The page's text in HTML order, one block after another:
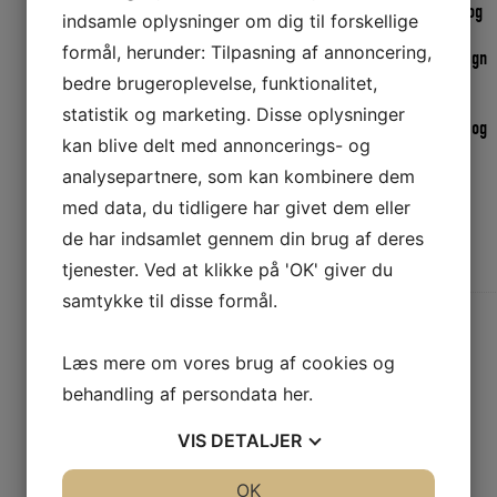
BALTIC Pro Sailor er udviklet med fokus på højest mulig sikkerhed og
bedste pasform.
Takket være velgennemtænkt størrelses intervaller og helt nyt design
sidder Pro Sailor bedre på kroppen, hvilket resulterer i hurtigere
ekspeditionstid og uovertruffen komfort.
Pro Sailor er udstyret med fløjte, løftehåndtag i nakken, skridtrem og
holdbart synligt stof.
Yderligere information
Vægt
Relaterede varer
indsamle oplysninger om dig til forskellige
formål, herunder: Tilpasning af annoncering,
bedre brugeroplevelse, funktionalitet,
statistik og marketing. Disse oplysninger
kan blive delt med annoncerings- og
analysepartnere, som kan kombinere dem
med data, du tidligere har givet dem eller
de har indsamlet gennem din brug af deres
tjenester. Ved at klikke på 'OK' giver du
samtykke til disse formål.
Læs mere om vores brug af cookies og
behandling af persondata her.
VIS DETALJER
OK